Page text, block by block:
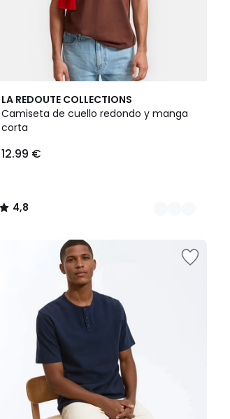
LA REDOUTE COLLECTIONS
Camiseta de cuello redondo y manga
corta
12.99 €
4,8
/ 5
2
Colores
4,8
/